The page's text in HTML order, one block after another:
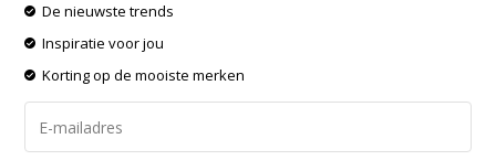
De nieuwste trends
Inspiratie voor jou
Korting op de mooiste merken